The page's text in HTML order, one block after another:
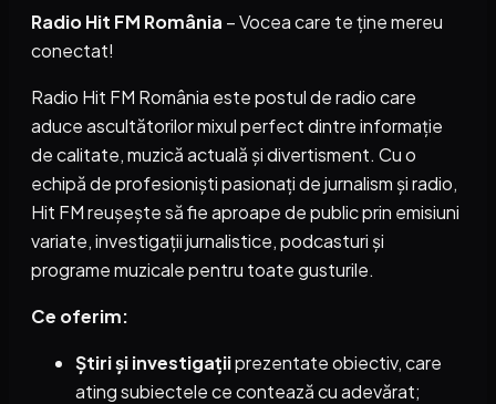
Radio Hit FM România – Vocea care te ține mereu
conectat!
Radio Hit FM România este postul de radio care
aduce ascultătorilor mixul perfect dintre informație
de calitate, muzică actuală și divertisment. Cu o
echipă de profesioniști pasionați de jurnalism și radio,
Hit FM reușește să fie aproape de public prin emisiuni
variate, investigații jurnalistice, podcasturi și
programe muzicale pentru toate gusturile.
Ce oferim:
Știri și investigațiiprezentate obiectiv, care
ating subiectele ce contează cu adevărat;